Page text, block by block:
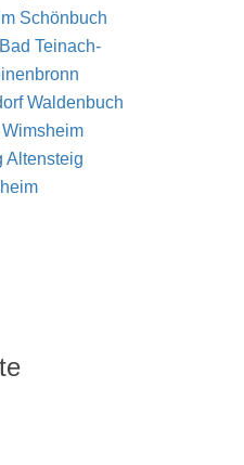
Schönbuch
Bad Teinach-
Waldenbuch
Wimsheim
Altensteig